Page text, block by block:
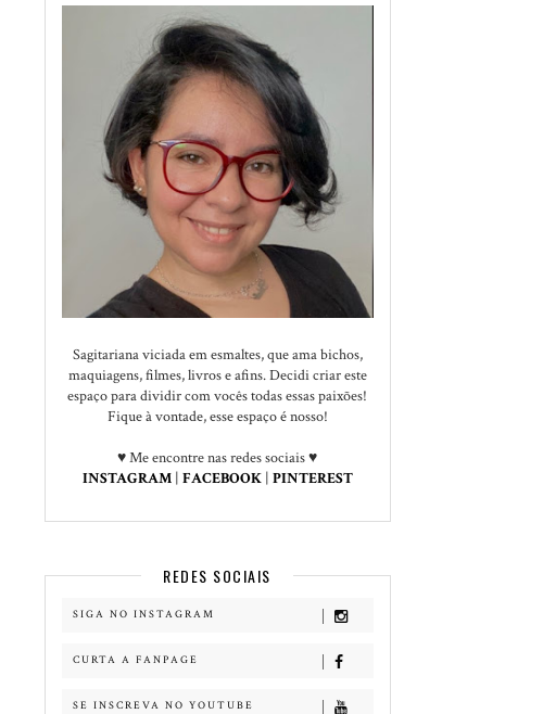
Sagitariana viciada em esmaltes, que ama bichos,
maquiagens, filmes, livros e afins. Decidi criar este
espaço para dividir com vocês todas essas paixões!
Fique à vontade, esse espaço é nosso!
♥ Me encontre nas redes sociais ♥
INSTAGRAM | FACEBOOK | PINTEREST
REDES SOCIAIS
SIGA NO INSTAGRAM
CURTA A FANPAGE
SE INSCREVA NO YOUTUBE